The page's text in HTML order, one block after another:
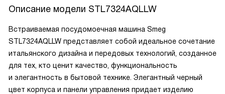
Описание модели STL7324AQLLW
Встраиваемая посудомоечная машина Smeg
STL7324AQLLW представляет собой идеальное сочетание
итальянского дизайна и передовых технологий, созданное
для тех, кто ценит качество, функциональность
и элегантность в бытовой технике. Элегантный черный
цвет корпуса и панели управления придает изделию